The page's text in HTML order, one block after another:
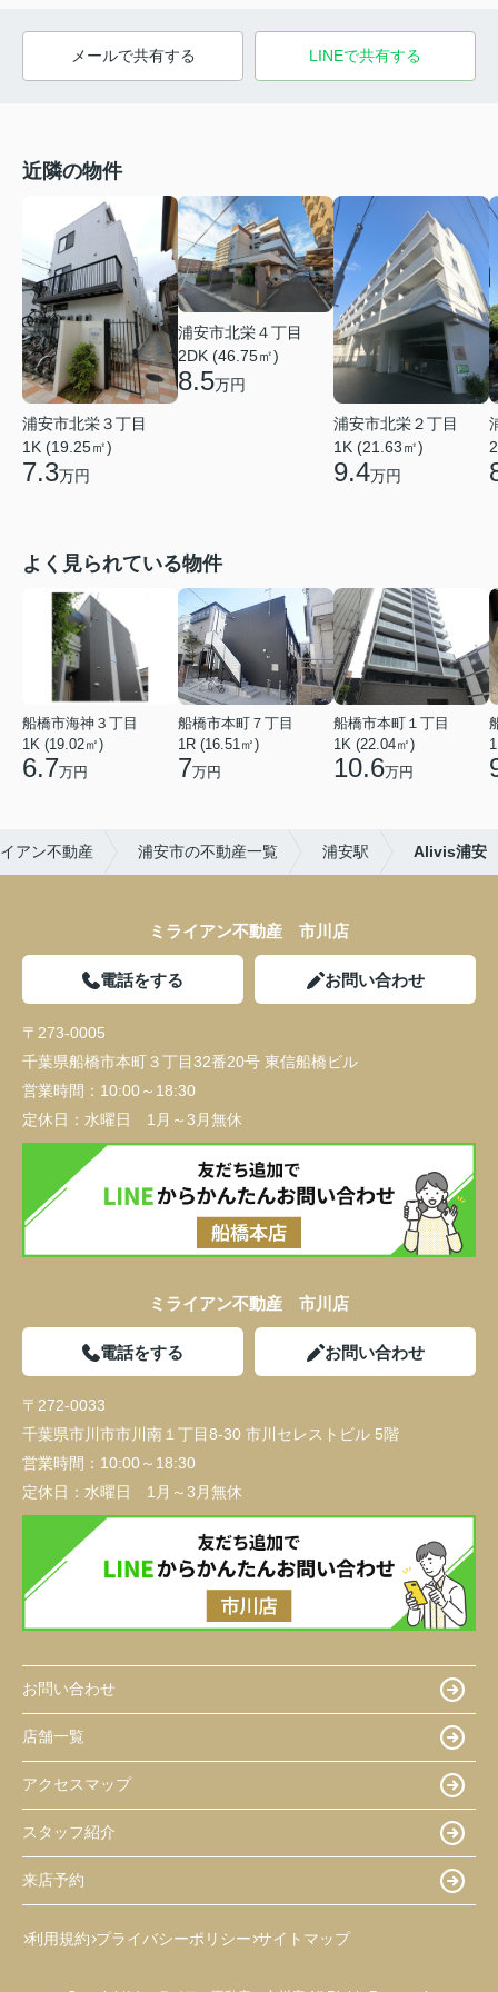
メールで共有する LINEで共有する
近隣の物件
浦安市北栄３丁目
1K (19.25㎡)
7.3万円
浦安市北栄４丁目
2DK (46.75㎡)
8.5万円
浦安市北栄２丁目
1K (21.63㎡)
9.4万円
よく見られている物件
船橋市海神３丁目
1K (19.02㎡)
6.7万円
船橋市本町７丁目
1R (16.51㎡)
7万円
船橋市本町１丁目
1K (22.04㎡)
10.6万円
アン不動産 浦安市の不動産一覧 浦安駅 Alivis浦安
ミライアン不動産 市川店
電話をする お問い合わせ
〒273-0005
千葉県船橋市本町３丁目32番20号 東信船橋ビル
営業時間： 10:00～18:30
定休日： 水曜日 1月～3月無休
ミライアン不動産 市川店
電話をする お問い合わせ
〒272-0033
千葉県市川市市川南１丁目8-30 市川セレストビル 5階
営業時間： 10:00～18:30
定休日： 水曜日 1月～3月無休
お問い合わせ
店舗一覧
アクセスマップ
スタッフ紹介
来店予約
利用規約 プライバシーポリシー サイトマップ